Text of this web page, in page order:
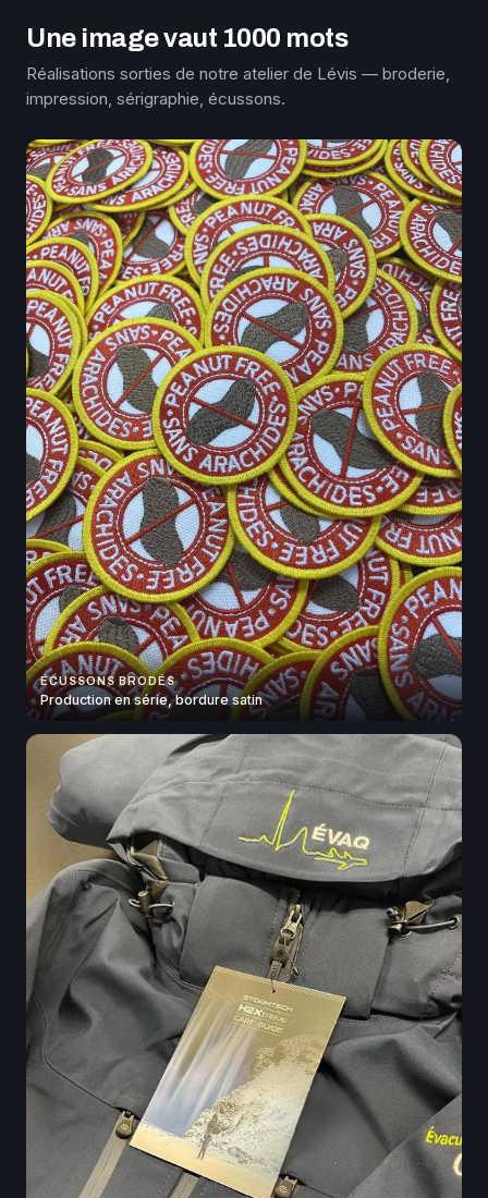
Une image vaut 1000 mots
Réalisations sorties de notre atelier de Lévis — broderie,
impression, sérigraphie, écussons.
ÉCUSSONS BRODÉS
Production en série, bordure satin